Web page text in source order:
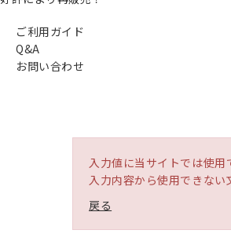
ご利用ガイド
Q&A
お問い合わせ
入力値に当サイトでは使
入力内容から使用できない
戻る